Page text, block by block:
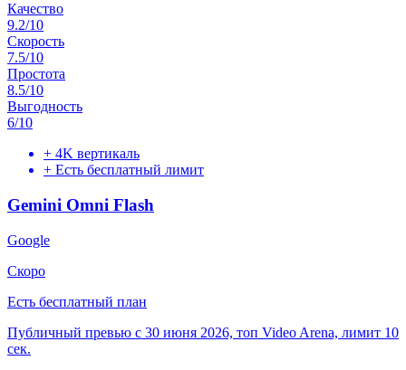
Качество
9.2/10
Скорость
7.5/10
Простота
8.5/10
Выгодность
6/10
+ 4K вертикаль
+ Есть бесплатный лимит
Gemini Omni Flash
Google
Скоро
Есть бесплатный план
Публичный превью с 30 июня 2026, топ Video Arena, лимит 10
сек.